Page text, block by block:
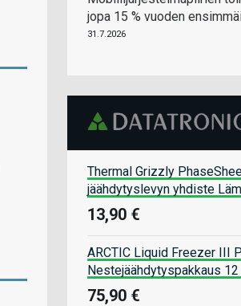
jopa 15 % vuoden
31.7.2026
Thermal Grizzly
jäähdytyslevyn yhdiste
13,90 €
ARCTIC Liquid Freezer III
Nestejäähdytyspakkaus
75,90 €